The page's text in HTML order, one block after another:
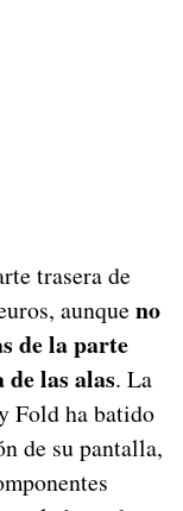
trasera de
aunque no
de la parte
las alas. La
Fold ha batido
de su pantalla,